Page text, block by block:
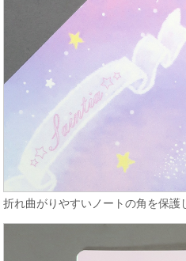
折れ曲がりやすいノートの角を保護